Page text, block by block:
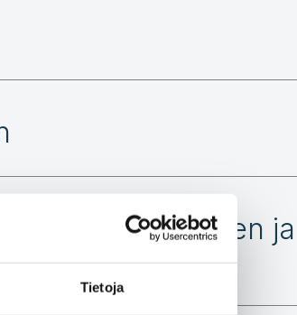
Tietoja
hoitaminen ja